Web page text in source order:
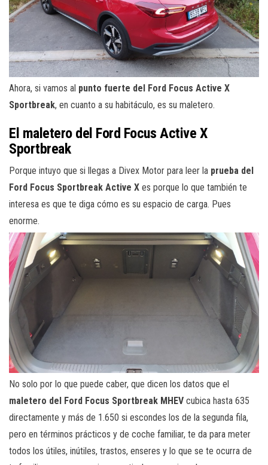
Ahora, si vamos al punto fuerte del Ford Focus Active X
Sportbreak, en cuanto a su habitáculo, es su maletero.
El maletero del Ford Focus Active X
Sportbreak
Porque intuyo que si llegas a Divex Motor para leer la prueba del
Ford Focus Sportbreak Active X es porque lo que también te
interesa es que te diga cómo es su espacio de carga. Pues
enorme.
No solo por lo que puede caber, que dicen los datos que el
maletero del Ford Focus Sportbreak MHEV cubica hasta 635
directamente y más de 1.650 si escondes los de la segunda fila,
pero en términos prácticos y de coche familiar, te da para meter
todos los útiles, inútiles, trastos, enseres y lo que se te ocurra de